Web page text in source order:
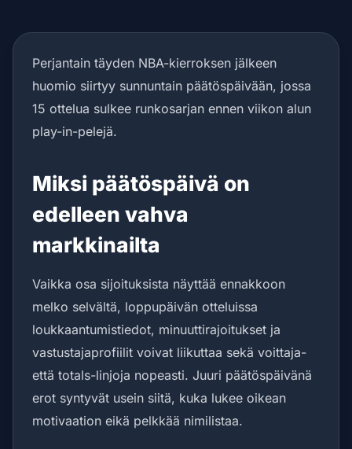
Perjantain täyden NBA-kierroksen jälkeen
huomio siirtyy sunnuntain päätöspäivään, jossa
15 ottelua sulkee runkosarjan ennen viikon alun
play-in-pelejä.
Miksi päätöspäivä on
edelleen vahva
markkinailta
Vaikka osa sijoituksista näyttää ennakkoon
melko selvältä, loppupäivän otteluissa
loukkaantumistiedot, minuuttirajoitukset ja
vastustajaprofiilit voivat liikuttaa sekä voittaja-
että totals-linjoja nopeasti. Juuri päätöspäivänä
erot syntyvät usein siitä, kuka lukee oikean
motivaation eikä pelkkää nimilistaa.